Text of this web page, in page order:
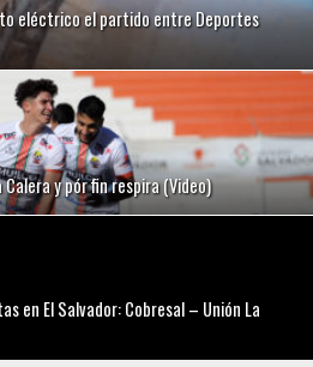
eléctrico el partido entre Deportes
y pór fin respira (Video)
en El Salvador: Cobresal – Unión La